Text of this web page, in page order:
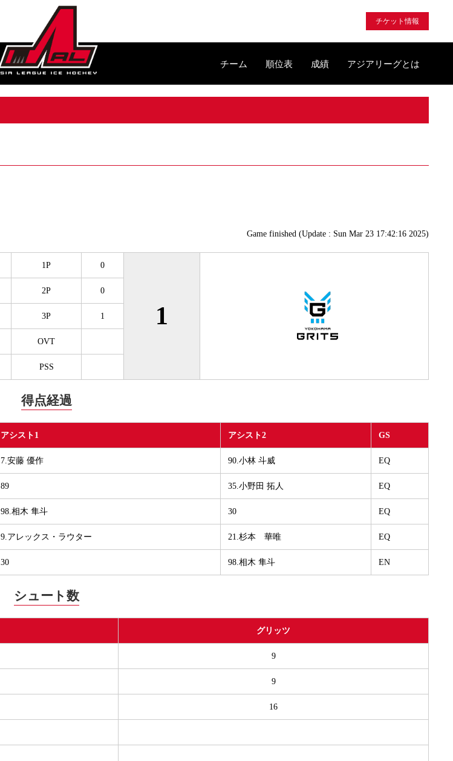
チケット情報
チーム 順位表 成績 アジアリーグとは
Game finished (Update : Sun Mar 23 17:42:16 2025)
1P 0
1
2P 0
3P 1
OVT
PSS
得点経過
アシスト1 アシスト2 GS
7.安藤 優作 90.小林 斗威 EQ
89 35.小野田 拓人 EQ
98.相木 隼斗 30 EQ
9.アレックス・ラウター 21.杉本 華唯 EQ
30 98.相木 隼斗 EN
シュート数
グリッツ
9
9
16